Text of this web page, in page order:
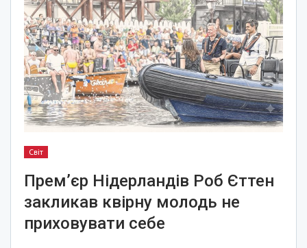
Світ
Прем’єр Нідерландів Роб Єттен
закликав квірну молодь не
приховувати себе